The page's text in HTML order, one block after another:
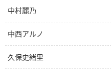
中村麗乃
中西アルノ
久保史緒里